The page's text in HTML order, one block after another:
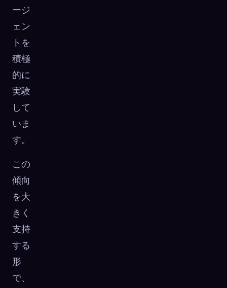
ージ
ェン
トを
積極
的に
実験
して
いま
す。
この
傾向
を大
きく
支持
する
形
で、